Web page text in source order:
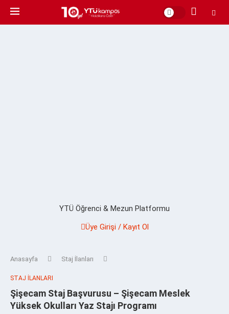
YTÜ Öğrenci & Mezun Platformu
Üye Girişi / Kayıt Ol
Anasayfa Staj İlanları
STAJ İLANLARI
Şişecam Staj Başvurusu – Şişecam Meslek
Yüksek Okulları Yaz Stajı Programı